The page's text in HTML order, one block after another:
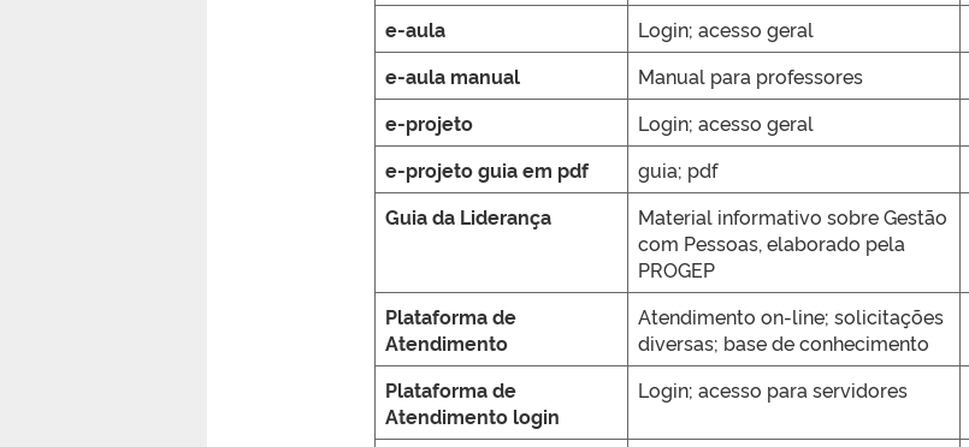
e-aula
Login; acesso geral
e-aula manual
Manual para professores
e-projeto
Login; acesso geral
e-projeto guia em pdf
guia; pdf
Guia da Liderança
Material informativo sobre Gestão
com Pessoas, elaborado pela
PROGEP
Plataforma de
Atendimento
Atendimento on-line; solicitações
diversas; base de conhecimento
Plataforma de
Atendimento login
Login; acesso para servidores